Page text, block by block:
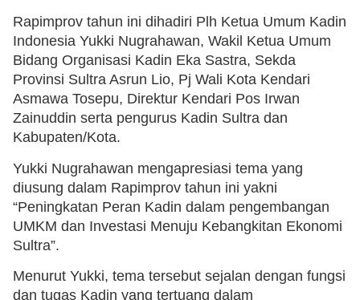
Rapimprov tahun ini dihadiri Plh Ketua Umum Kadin
Indonesia Yukki Nugrahawan, Wakil Ketua Umum
Bidang Organisasi Kadin Eka Sastra, Sekda
Provinsi Sultra Asrun Lio, Pj Wali Kota Kendari
Asmawa Tosepu, Direktur Kendari Pos Irwan
Zainuddin serta pengurus Kadin Sultra dan
Kabupaten/Kota.
Yukki Nugrahawan mengapresiasi tema yang
diusung dalam Rapimprov tahun ini yakni
“Peningkatan Peran Kadin dalam pengembangan
UMKM dan Investasi Menuju Kebangkitan Ekonomi
Sultra”.
Menurut Yukki, tema tersebut sejalan dengan fungsi
dan tugas Kadin yang tertuang dalam